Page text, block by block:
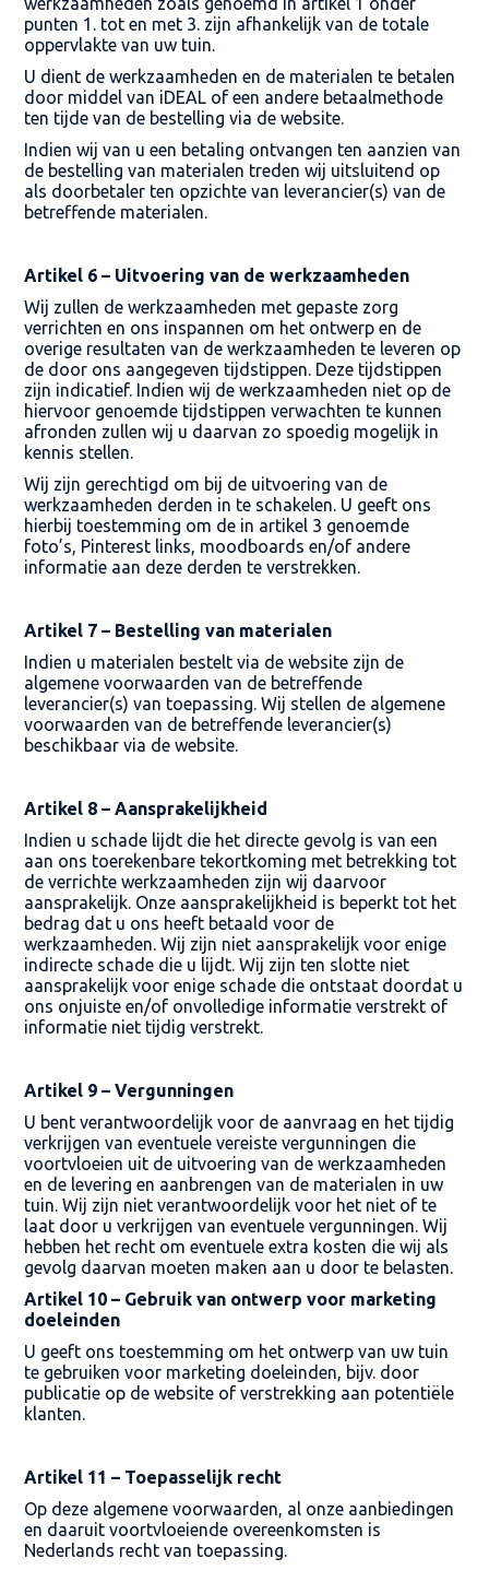
punten 1. tot en met 3. zijn afhankelijk van de totale
oppervlakte van uw tuin.
U dient de werkzaamheden en de materialen te betalen
door middel van iDEAL of een andere betaalmethode
ten tijde van de bestelling via de website.
Indien wij van u een betaling ontvangen ten aanzien van
de bestelling van materialen treden wij uitsluitend op
als doorbetaler ten opzichte van leverancier(s) van de
betreffende materialen.
Artikel 6 – Uitvoering van de werkzaamheden
Wij zullen de werkzaamheden met gepaste zorg
verrichten en ons inspannen om het ontwerp en de
overige resultaten van de werkzaamheden te leveren op
de door ons aangegeven tijdstippen. Deze tijdstippen
zijn indicatief. Indien wij de werkzaamheden niet op de
hiervoor genoemde tijdstippen verwachten te kunnen
afronden zullen wij u daarvan zo spoedig mogelijk in
kennis stellen.
Wij zijn gerechtigd om bij de uitvoering van de
werkzaamheden derden in te schakelen. U geeft ons
hierbij toestemming om de in artikel 3 genoemde
foto’s, Pinterest links, moodboards en/of andere
informatie aan deze derden te verstrekken.
Artikel 7 – Bestelling van materialen
Indien u materialen bestelt via de website zijn de
algemene voorwaarden van de betreffende
leverancier(s) van toepassing. Wij stellen de algemene
voorwaarden van de betreffende leverancier(s)
beschikbaar via de website.
Artikel 8 – Aansprakelijkheid
Indien u schade lijdt die het directe gevolg is van een
aan ons toerekenbare tekortkoming met betrekking tot
de verrichte werkzaamheden zijn wij daarvoor
aansprakelijk. Onze aansprakelijkheid is beperkt tot het
bedrag dat u ons heeft betaald voor de
werkzaamheden. Wij zijn niet aansprakelijk voor enige
indirecte schade die u lijdt. Wij zijn ten slotte niet
aansprakelijk voor enige schade die ontstaat doordat u
ons onjuiste en/of onvolledige informatie verstrekt of
informatie niet tijdig verstrekt.
Artikel 9 – Vergunningen
U bent verantwoordelijk voor de aanvraag en het tijdig
verkrijgen van eventuele vereiste vergunningen die
voortvloeien uit de uitvoering van de werkzaamheden
en de levering en aanbrengen van de materialen in uw
tuin. Wij zijn niet verantwoordelijk voor het niet of te
laat door u verkrijgen van eventuele vergunningen. Wij
hebben het recht om eventuele extra kosten die wij als
gevolg daarvan moeten maken aan u door te belasten.
Artikel 10 – Gebruik van ontwerp voor marketing
doeleinden
U geeft ons toestemming om het ontwerp van uw tuin
te gebruiken voor marketing doeleinden, bijv. door
publicatie op de website of verstrekking aan potentiële
klanten.
Artikel 11 – Toepasselijk recht
Op deze algemene voorwaarden, al onze aanbiedingen
en daaruit voortvloeiende overeenkomsten is
Nederlands recht van toepassing.